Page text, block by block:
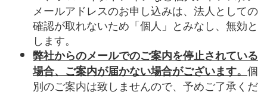
メールアドレスのお申し込みは、法人としての
確認が取れないため「個人」とみなし、無効と
します。
弊社からのメールでのご案内を停止されている
場合、ご案内が届かない場合がございます。 個
別のご案内は致しませんので、予めご了承くだ